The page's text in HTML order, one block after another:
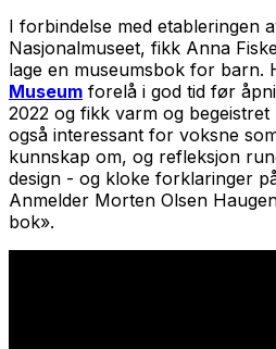
I forbindelse med etableringen
Nasjonalmuseet, fikk Anna
lage en museumsbok for barn.
Museum forelå i god tid før
2022 og fikk varm og
også interessant for voksne
kunnskap om, og refleksjon
design - og kloke forklaringer
Anmelder Morten Olsen
bok».